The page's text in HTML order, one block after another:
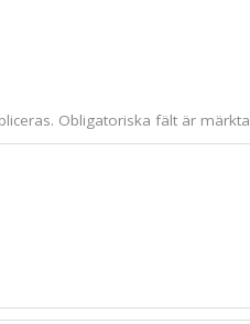
Obligatoriska fält är märkta